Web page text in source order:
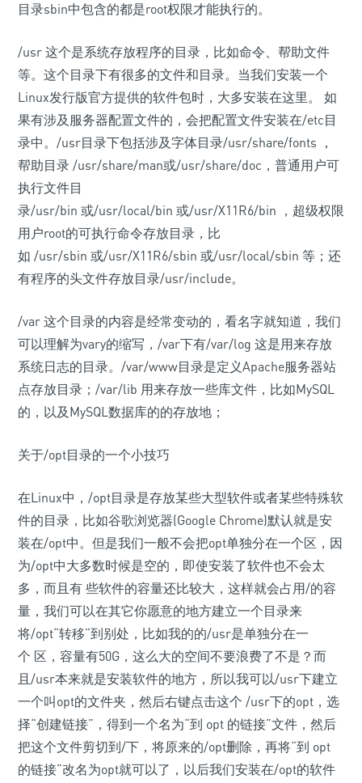
目录sbin中包含的都是root权限才能执行的。
/usr 这个是系统存放程序的目录，比如命令、帮助文件
等。这个目录下有很多的文件和目录。当我们安装一个
Linux发行版官方提供的软件包时，大多安装在这里。 如
果有涉及服务器配置文件的，会把配置文件安装在/etc目
录中。/usr目录下包括涉及字体目录/usr/share/fonts ，
帮助目录 /usr/share/man或/usr/share/doc，普通用户可
执行文件目
录/usr/bin 或/usr/local/bin 或/usr/X11R6/bin ，超级权限
用户root的可执行命令存放目录，比
如 /usr/sbin 或/usr/X11R6/sbin 或/usr/local/sbin 等；还
有程序的头文件存放目录/usr/include。
/var 这个目录的内容是经常变动的，看名字就知道，我们
可以理解为vary的缩写，/var下有/var/log 这是用来存放
系统日志的目录。/var/www目录是定义Apache服务器站
点存放目录；/var/lib 用来存放一些库文件，比如MySQL
的，以及MySQL数据库的的存放地；
关于/opt目录的一个小技巧
在Linux中，/opt目录是存放某些大型软件或者某些特殊软
件的目录，比如谷歌浏览器(Google Chrome)默认就是安
装在/opt中。但是我们一般不会把opt单独分在一个区，因
为/opt中大多数时候是空的，即使安装了软件也不会太
多，而且有 些软件的容量还比较大，这样就会占用/的容
量，我们可以在其它你愿意的地方建立一个目录来
将/opt“转移”到别处，比如我的的/usr是单独分在一
个 区，容量有50G，这么大的空间不要浪费了不是？而
且/usr本来就是安装软件的地方，所以我可以/usr下建立
一个叫opt的文件夹，然后右键点击这个 /usr下的opt，选
择“创建链接”，得到一个名为“到 opt 的链接”文件，然后
把这个文件剪切到/下，将原来的/opt删除，再将“到 opt
的链接”改名为opt就可以了，以后我们安装在/opt的软件